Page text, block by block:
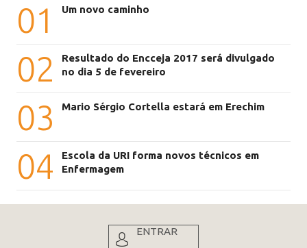
01 Um novo caminho
02
Resultado do Encceja 2017 será divulgado
no dia 5 de fevereiro
03 Mario Sérgio Cortella estará em Erechim
04
Escola da URI forma novos técnicos em
Enfermagem
ENTRAR